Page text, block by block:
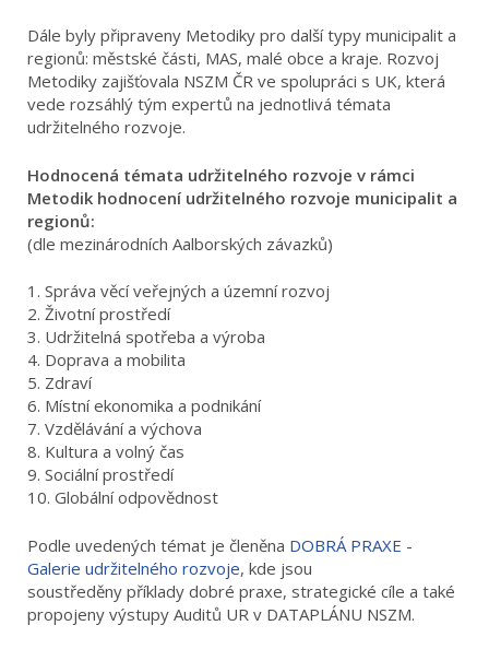
Dále byly připraveny Metodiky pro další typy municipalit a
regionů: městské části, MAS, malé obce a kraje. Rozvoj
Metodiky zajišťovala NSZM ČR ve spolupráci s UK, která
vede rozsáhlý tým expertů na jednotlivá témata
udržitelného rozvoje.
Hodnocená témata udržitelného rozvoje v rámci
Metodik hodnocení udržitelného rozvoje municipalit a
regionů:
(dle mezinárodních Aalborských závazků)
1. Správa věcí veřejných a územní rozvoj
2. Životní prostředí
3. Udržitelná spotřeba a výroba
4. Doprava a mobilita
5. Zdraví
6. Místní ekonomika a podnikání
7. Vzdělávání a výchova
8. Kultura a volný čas
9. Sociální prostředí
10. Globální odpovědnost
Podle uvedených témat je členěna DOBRÁ PRAXE -
Galerie udržitelného rozvoje, kde jsou
soustředěny příklady dobré praxe, strategické cíle a také
propojeny výstupy Auditů UR v DATAPLÁNU NSZM.